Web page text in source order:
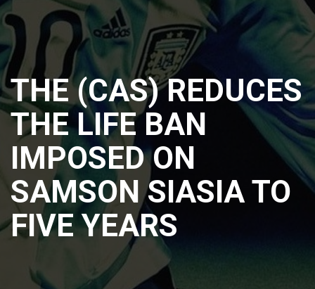
THE (CAS) REDUCES
THE LIFE BAN
IMPOSED ON
SAMSON SIASIA TO
FIVE YEARS